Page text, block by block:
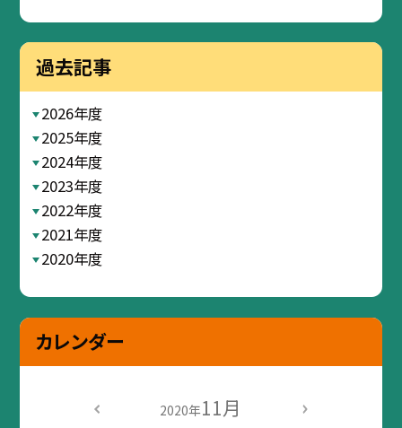
過去記事
2026年度
2025年度
2024年度
2023年度
2022年度
2021年度
2020年度
カレンダー
2020年11月